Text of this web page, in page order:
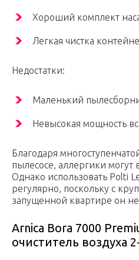
Хороший комплект
Легкая чистка
Недостатки:
Маленький
Невысокая мощность
Благодаря
пылесосе, аллергики могут
Однако использовать Polti
регулярно, поскольку с
запущенной квартире он не
Arnica Bora 7000
очиститель воздуха